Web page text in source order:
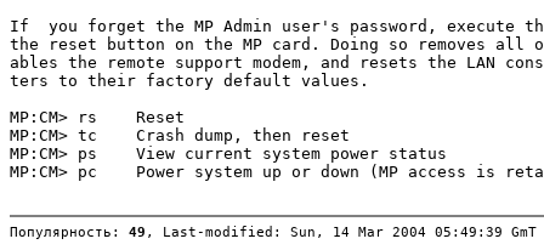
If  you forget the MP Admin user's password, execute
the reset button on the MP card. Doing so removes all
ables the remote support modem, and resets the LAN
ters to their factory default values.
MP:CM> rs    Reset
MP:CM> tc    Crash dump, then reset
MP:CM> ps    View current system power status
MP:CM> pc    Power system up or down (MP access is
Популярность: 49